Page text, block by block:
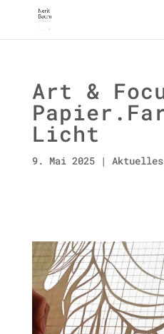
Art &
Licht
9. Mai 2025| Aktuelles